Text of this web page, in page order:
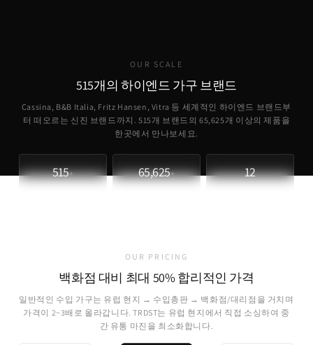
OUR SCALE
515개의 하이엔드 가구 브랜드
Cassina, B&B Italia, Fritz Hansen, Vitra 등 세계적인 하이엔드 브랜드부
터 떠오르는 신진 브랜드까지. 515개 브랜드의65,625개 이상의 제품을
한곳에서 만나보세요.
515+ 65,625+ 12
OUR PRICING
백화점 대비 최대 50% 합리적인 가격
일반적인 수입 가구는 유럽 현지 → 수입총판 → 백화점/대리점을 거치며
가격이 2~3배로 올라갑니다. TRDST는 유럽 현지에서 직접 소싱하여 중
간 유통 마진을 최소화합니다.